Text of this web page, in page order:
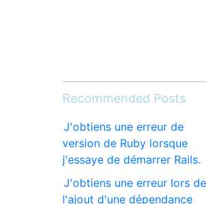
Recommended Posts
J'obtiens une erreur de
version de Ruby lorsque
j'essaye de démarrer Rails.
J'obtiens une erreur lors de
l'ajout d'une dépendance